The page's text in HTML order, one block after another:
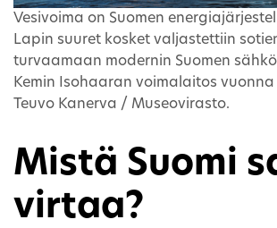
Vesivoima on Suomen
Lapin suuret kosket valjastettiin
turvaamaan modernin Suomen
Kemin Isohaaran voimalaitos vuonna
Teuvo Kanerva / Museovirasto.
Mistä Suomi
virtaa?